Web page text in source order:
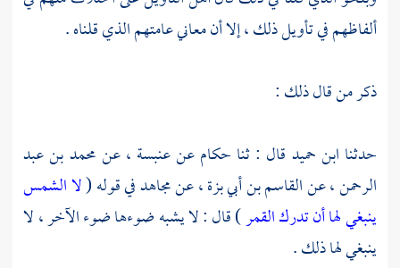
ألفاظهم في تأويل ذلك ، إلا أن معاني عامتهم الذي قلناه .
ذكر من قال ذلك :
حدثنا ابن حميد قال : ثنا حكامعنعنبسة ،عنمحمد بن عبد
الرحمن ،عنالقاسم بن أبي بزة ،عنمجاهدفي قوله (لا الشمس
ينبغي لها أن تدرك القمر) قال : لا يشبه ضوءها ضوء الآخر ، لا
ينبغي لها ذلك .